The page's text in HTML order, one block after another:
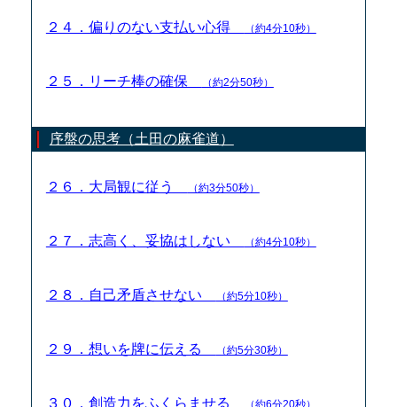
２４．偏りのない支払い心得 （約4分10秒）
２５．リーチ棒の確保 （約2分50秒）
序盤の思考（土田の麻雀道）
２６．大局観に従う （約3分50秒）
２７．志高く、妥協はしない （約4分10秒）
２８．自己矛盾させない （約5分10秒）
２９．想いを牌に伝える （約5分30秒）
３０．創造力をふくらませる （約6分20秒）